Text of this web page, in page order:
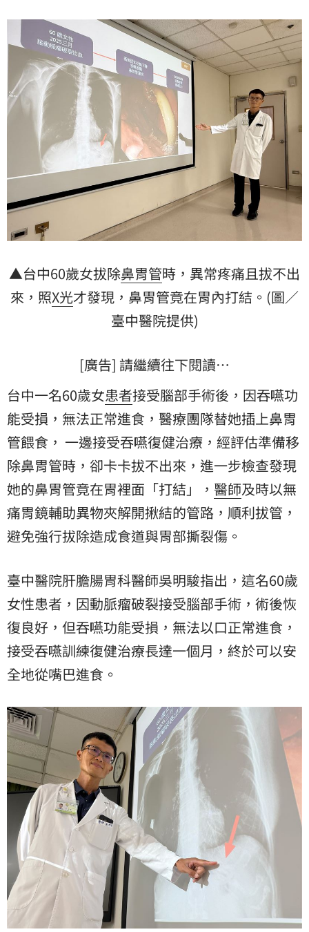
▲台中60歲女拔除鼻胃管時，異常疼痛且拔不出
來，照X光才發現，鼻胃管竟在胃內打結。(圖／
臺中醫院提供)
[廣告] 請繼續往下閱讀…
台中一名60歲女患者接受腦部手術後，因吞嚥功
能受損，無法正常進食，醫療團隊替她插上鼻胃
管餵食， 一邊接受吞嚥復健治療，經評估準備移
除鼻胃管時，卻卡卡拔不出來，進一步檢查發現
她的鼻胃管竟在胃裡面「打結」， 醫師及時以無
痛胃鏡輔助異物夾解開揪結的管路，順利拔管，
避免強行拔除造成食道與胃部撕裂傷。
臺中醫院肝膽腸胃科醫師吳明駿指出，這名60歲
女性患者，因動脈瘤破裂接受腦部手術，術後恢
復良好，但吞嚥功能受損，無法以口正常進食，
接受吞嚥訓練復健治療長達一個月，終於可以安
全地從嘴巴進食。